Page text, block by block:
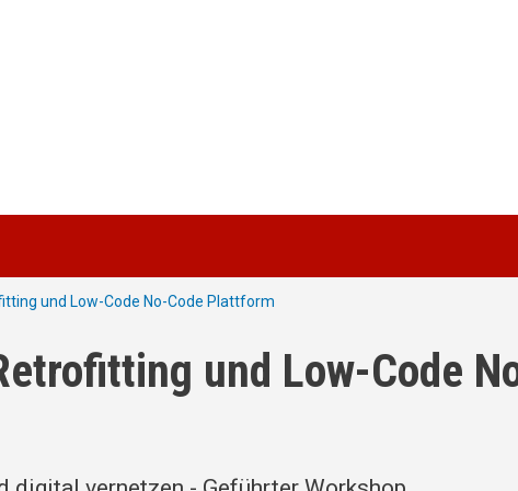
und Low-Code No-Code Plattform
und Low-Code